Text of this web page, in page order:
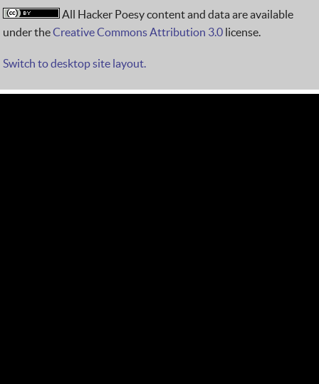
All Hacker Poesy content and data are available
under theCreative Commons Attribution 3.0 license.
Switch to desktop site layout.